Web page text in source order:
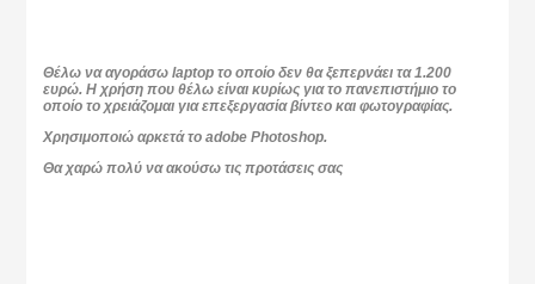
Θέλω να αγοράσω laptop το οποίο δεν θα ξεπερνάει τα 1.200
ευρώ. Η χρήση που θέλω είναι κυρίως για το πανεπιστήμιο το
οποίο το χρειάζομαι για επεξεργασία βίντεο και φωτογραφίας.
Χρησιμοποιώ αρκετά το adobe Photoshop.
Θα χαρώ πολύ να ακούσω τις προτάσεις σας